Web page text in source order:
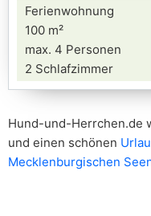
Ferienwohnung
100 m²
max. 4 Personen
2 Schlafzimmer
Hund-und-Herrchen.de
und einen schönen
Mecklenburgischen